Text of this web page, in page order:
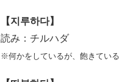
【지루하다】
読み：チルハダ
※何かをしているが、飽きてい